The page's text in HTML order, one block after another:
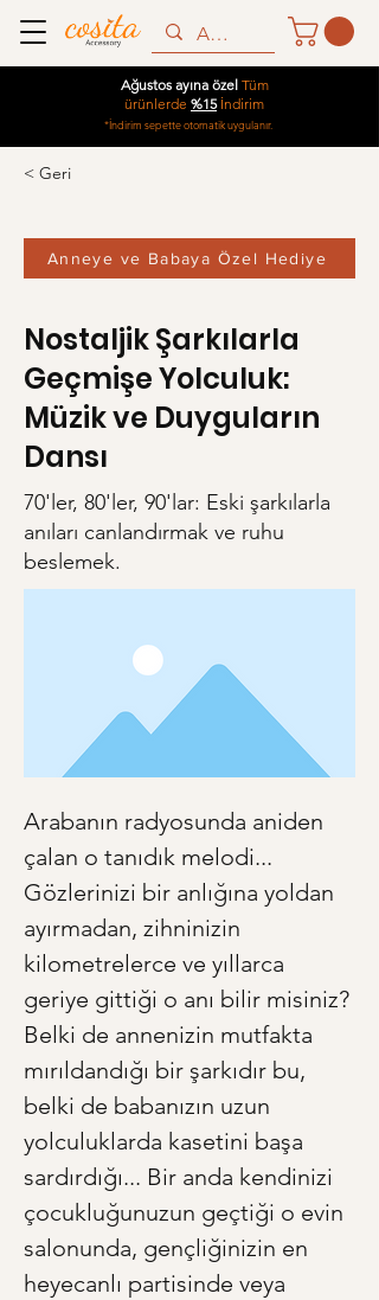
Ağustos ayına özel Tüm
ürünlerde %15İndirim
*İndirim sepette otomatik uygulanır.
< Geri
Anneye ve Babaya Özel Hediye
Nostaljik Şarkılarla
Geçmişe Yolculuk:
Müzik ve Duyguların
Dansı
70'ler, 80'ler, 90'lar: Eski şarkılarla
anıları canlandırmak ve ruhu
beslemek.
Arabanın radyosunda aniden
çalan o tanıdık melodi...
Gözlerinizi bir anlığına yoldan
ayırmadan, zihninizin
kilometrelerce ve yıllarca
geriye gittiği o anı bilir misiniz?
Belki de annenizin mutfakta
mırıldandığı bir şarkıdır bu,
belki de babanızın uzun
yolculuklarda kasetini başa
sardırdığı... Bir anda kendinizi
çocukluğunuzun geçtiği o evin
salonunda, gençliğinizin en
heyecanlı partisinde veya